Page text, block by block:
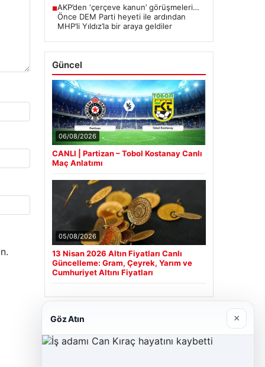
■AKP’den ‘çerçeve kanun’ görüşmeleri…
Önce DEM Parti heyeti ile ardından
MHP’li Yıldız’la bir araya geldiler
Güncel
06/08/2026
CANLI | Partizan – Tobol Kostanay Canlı
Maç Anlatımı
05/08/2026
13 Nisan 2026 Altın Fiyatları Canlı
Güncelleme: Gram, Çeyrek, Yarım ve
Cumhuriyet Altını Fiyatları
Son Eklenen Firmalar
Cengiz Sigorta
Göz Atın ×